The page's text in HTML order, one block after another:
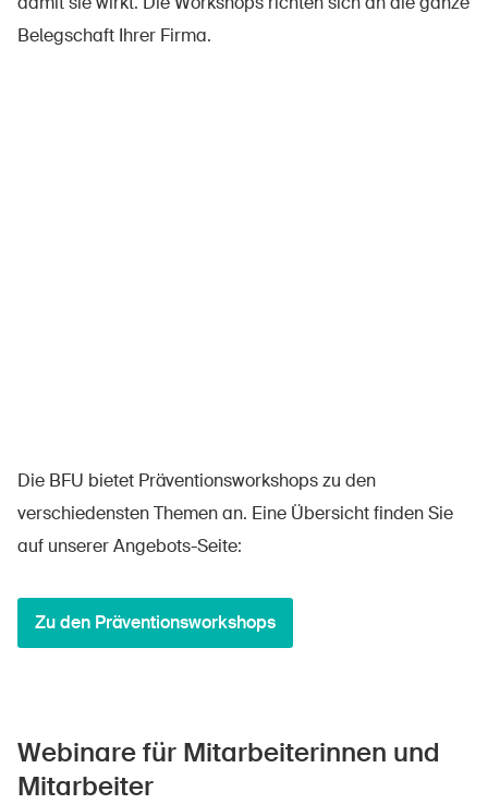
Belegschaft Ihrer Firma.
Die BFU bietet Präventionsworkshops zu den
verschiedensten Themen an. Eine Übersicht finden Sie
auf unserer Angebots-Seite:
Zu den Präventionsworkshops
Webinare für Mitarbeiterinnen und
Mitarbeiter